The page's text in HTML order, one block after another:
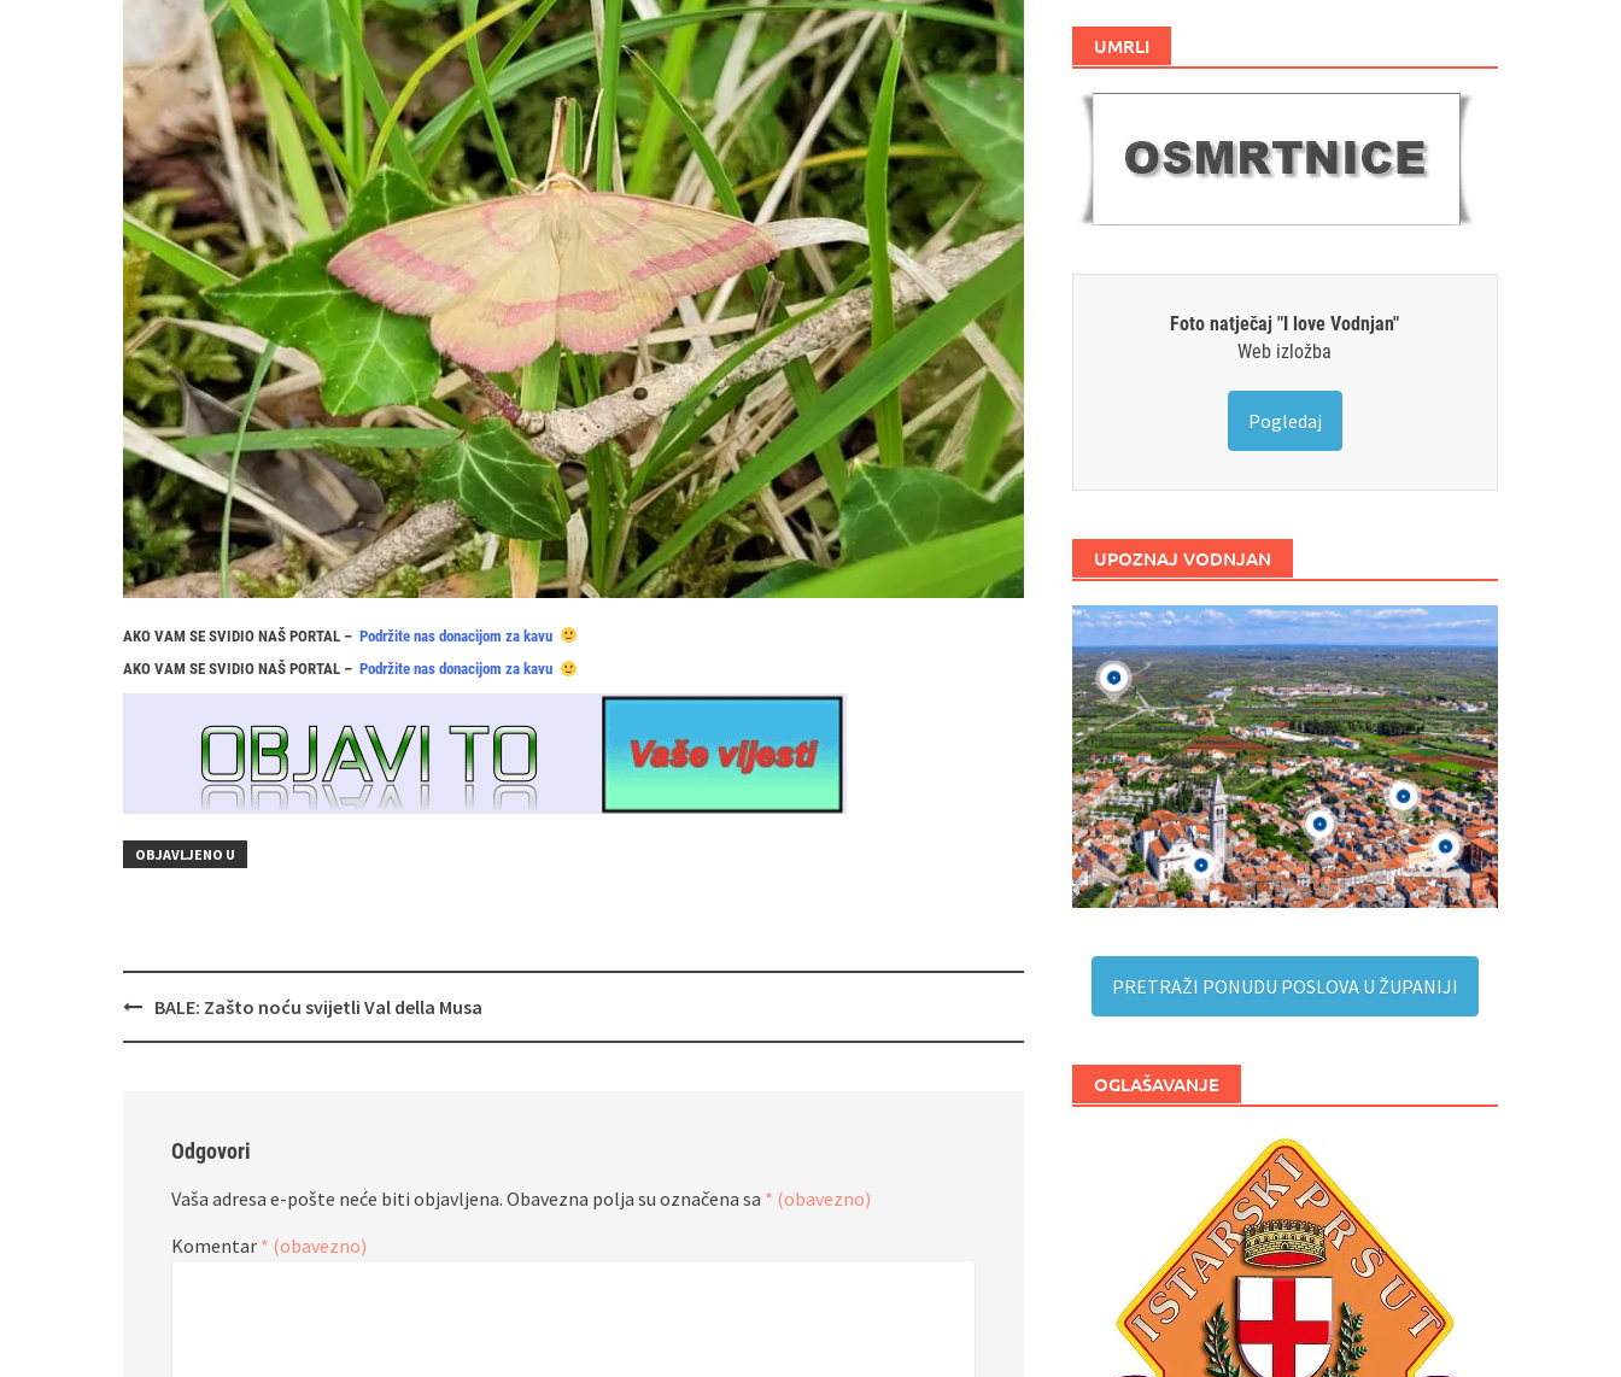
AKO VAM SE SVIDIO NAŠ PORTAL – Podržite nas donacijom za kavu
AKO VAM SE SVIDIO NAŠ PORTAL – Podržite nas donacijom za kavu
OBJAVLJENO U
Navigacija
BALE: Zašto noću svijetli Val della Musa
Odgovori
Vaša adresa e-pošte neće biti objavljena. Obavezna polja su označena sa * (obavezno)
Komentar * (obavezno)
UMRLI
Foto natječaj "I love Vodnjan"
Web izložba
Pogledaj
UPOZNAJ VODNJAN
PRETRAŽI PONUDU POSLOVA U ŽUPANIJI
OGLAŠAVANJE